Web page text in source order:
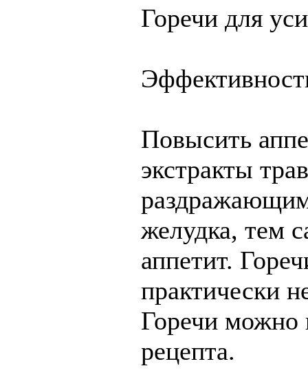
Горечи для
Повысить
экстракты
желудка, тем
аппетит.
практически
Горечи можно
рецепта.